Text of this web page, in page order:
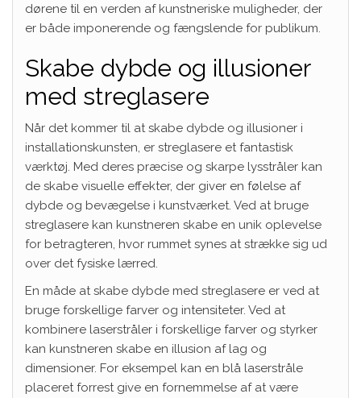
dørene til en verden af kunstneriske muligheder, der
er både imponerende og fængslende for publikum.
Skabe dybde og illusioner
med streglasere
Når det kommer til at skabe dybde og illusioner i
installationskunsten, er streglasere et fantastisk
værktøj. Med deres præcise og skarpe lysstråler kan
de skabe visuelle effekter, der giver en følelse af
dybde og bevægelse i kunstværket. Ved at bruge
streglasere kan kunstneren skabe en unik oplevelse
for betragteren, hvor rummet synes at strække sig ud
over det fysiske lærred.
En måde at skabe dybde med streglasere er ved at
bruge forskellige farver og intensiteter. Ved at
kombinere laserstråler i forskellige farver og styrker
kan kunstneren skabe en illusion af lag og
dimensioner. For eksempel kan en blå laserstråle
placeret forrest give en fornemmelse af at være